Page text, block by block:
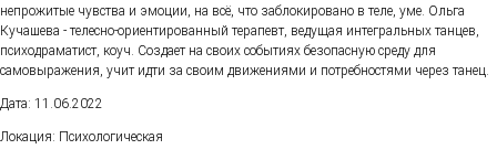
непрожитые чувства и эмоции, на всё, что заблокировано в теле, уме. Ольга
Кучашева - телесно-ориентированный терапевт, ведущая интегральных танцев,
психодраматист, коуч. Создает на своих событиях безопасную среду для
самовыражения, учит идти за своим движениями и потребностями через танец.
Дата: 11.06.2022
Локация: Психологическая